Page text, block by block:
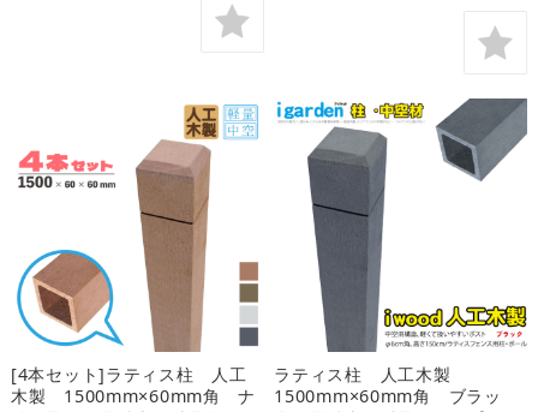
[4本セット]ラティス柱 人工
木製 1500mm×60mm角 ナ
ラティス柱 人工木製
1500mm×60mm角 ブラッ